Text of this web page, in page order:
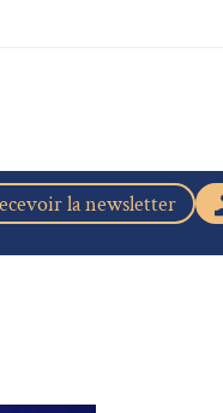
la newsletter